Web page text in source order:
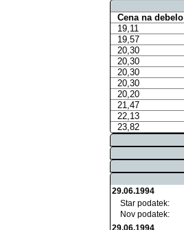
Cena na debelo
19,11
19,57
20,30
20,30
20,30
20,30
20,20
21,47
22,13
23,82
29.06.1994
Star podatek:
Nov podatek:
29.06.1994